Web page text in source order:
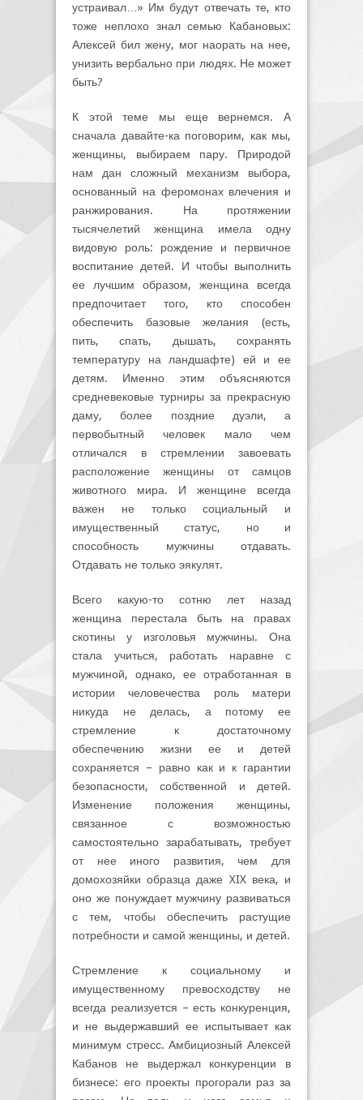
устраивал…» Им будут отвечать те, кто
тоже неплохо знал семью Кабановых:
Алексей бил жену, мог наорать на нее,
унизить вербально при людях. Не может
быть?
К этой теме мы еще вернемся. А
сначала давайте-ка поговорим, как мы,
женщины, выбираем пару. Природой
нам дан сложный механизм выбора,
основанный на феромонах влечения и
ранжирования. На протяжении
тысячелетий женщина имела одну
видовую роль: рождение и первичное
воспитание детей. И чтобы выполнить
ее лучшим образом, женщина всегда
предпочитает того, кто способен
обеспечить базовые желания (есть,
пить, спать, дышать, сохранять
температуру на ландшафте) ей и ее
детям. Именно этим объясняются
средневековые турниры за прекрасную
даму, более поздние дуэли, а
первобытный человек мало чем
отличался в стремлении завоевать
расположение женщины от самцов
животного мира. И женщине всегда
важен не только социальный и
имущественный статус, но и
способность мужчины отдавать.
Отдавать не только эякулят.
Всего какую-то сотню лет назад
женщина перестала быть на правах
скотины у изголовья мужчины. Она
стала учиться, работать наравне с
мужчиной, однако, ее отработанная в
истории человечества роль матери
никуда не делась, а потому ее
стремление к достаточному
обеспечению жизни ее и детей
сохраняется – равно как и к гарантии
безопасности, собственной и детей.
Изменение положения женщины,
связанное с возможностью
самостоятельно зарабатывать, требует
от нее иного развития, чем для
домохозяйки образца даже XIX века, и
оно же понуждает мужчину развиваться
с тем, чтобы обеспечить растущие
потребности и самой женщины, и детей.
Стремление к социальному и
имущественному превосходству не
всегда реализуется – есть конкуренция,
и не выдержавший ее испытывает как
минимум стресс. Амбициозный Алексей
Кабанов не выдержал конкуренции в
бизнесе: его проекты прогорали раз за